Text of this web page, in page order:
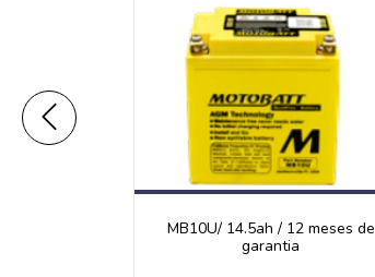
MB10U/ 14.5ah / 12 meses de
garantia